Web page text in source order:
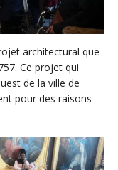
architectural que
Ce projet qui
de la ville de
pour des raisons